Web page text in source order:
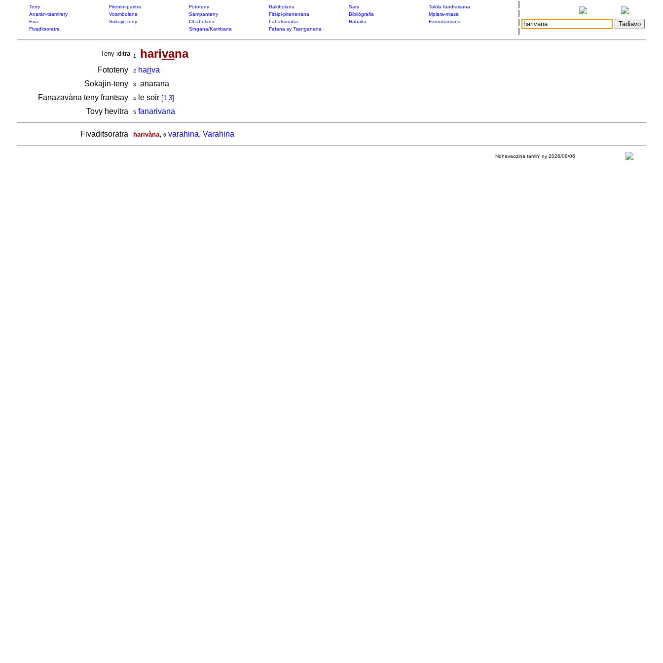
Teny Fitenim-paritra Fototeny Rakibolana Sary
Takila fandraisana
Anaran-tsamirery
Voambolana Sampanteny Fitsipi-pitenenana Bibliôgrafia
Mpiara-miasa
Eva
Sokajin-teny Ohabolana Lahatsoratra Habaka
Fanontaniana
Fivaditsoratra
Singana/Kambana Fafana sy Tsanganana
Teny iditra 1 harivana
Fototeny 2 hariva
Sokajin-teny
3
anarana
Fanazavàna teny frantsay
4le soir [1.3]
Tovy hevitra 5 fanarivana
Fivaditsoratra harivàna, 6 varahina, Varahina
Nohavaozina tamin' ny 2026/08/06